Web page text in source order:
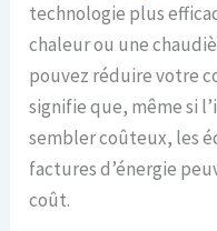
technologie plus
chaleur ou une
pouvez réduire votre
signifie que, même si
sembler coûteux, les
factures d’énergie
coût.